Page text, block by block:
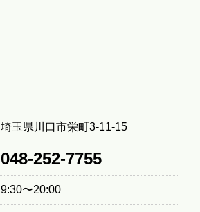
埼玉県川口市栄町3-11-15
048-252-7755
9:30〜20:00